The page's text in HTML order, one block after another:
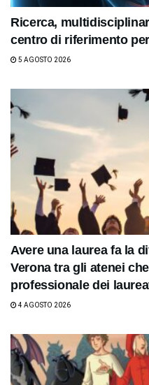
Ricerca,
centro di riferimento
5 AGOSTO 2026
Avere una laurea fa la
Verona tra gli atenei
professionale dei
4 AGOSTO 2026